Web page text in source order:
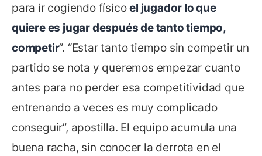
para ir cogiendo físicoel jugador lo que
quiere es jugar después de tanto tiempo,
competir”. “Estar tanto tiempo sin competir un
partido se nota y queremos empezar cuanto
antes para no perder esa competitividad que
entrenando a veces es muy complicado
conseguir”, apostilla. El equipo acumula una
buena racha, sin conocer la derrota en el